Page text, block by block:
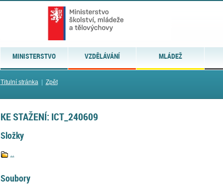
MINISTERSTVO VZDĚLÁVÁNÍ MLÁDEŽ
Titulní stránka| Zpět
KE STAŽENÍ: ICT_240609
Složky
..
Soubory